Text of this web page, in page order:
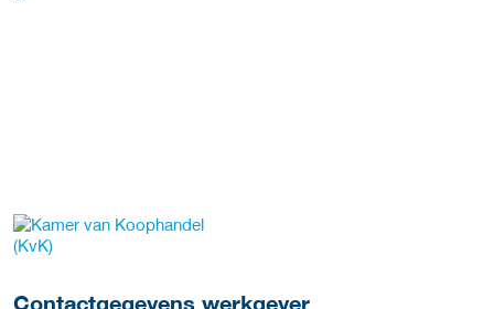
Meer werkgever details
Contactgegevens werkgever